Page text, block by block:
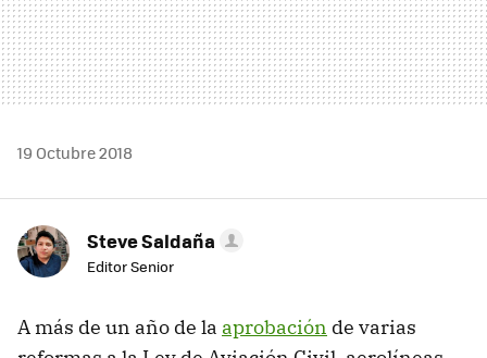
19 Octubre 2018
Steve Saldaña
Editor Senior
A más de un año de la aprobación de varias